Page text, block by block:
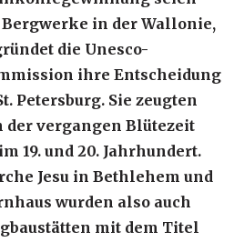
Bergwerke in der Wallonie,
die Unesco-
ihre Entscheidung
Petersburg. Sie zeugten
der vergangen Blütezeit
19. und 20. Jahrhundert.
Jesu in Bethlehem und
wurden also auch
mit dem Titel